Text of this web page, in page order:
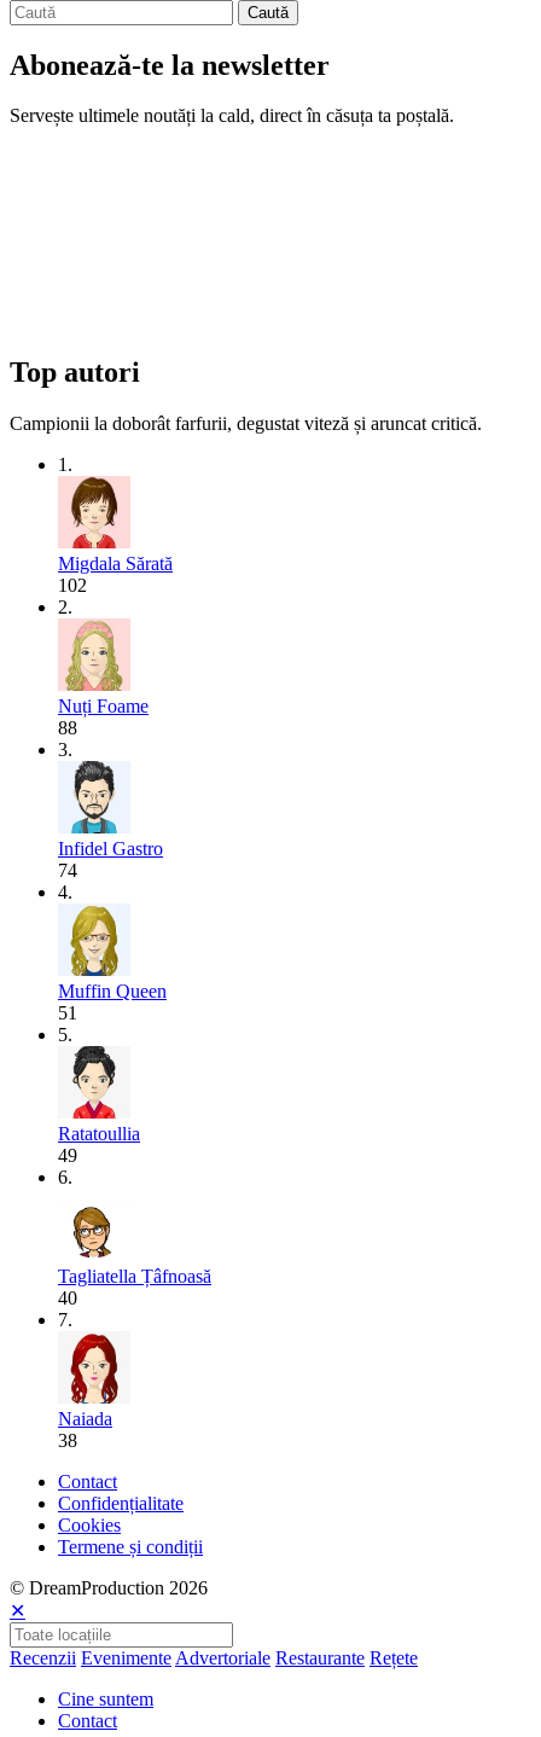
Abonează-te la newsletter
Servește ultimele noutăți la cald, direct în căsuța ta poștală.
Top autori
Campionii la doborât farfurii, degustat viteză și aruncat critică.
1.
Migdala Sărată
102
2.
Nuți Foame
88
3.
Infidel Gastro
74
4.
Muffin Queen
51
5.
Ratatoullia
49
6.
Tagliatella Țâfnoasă
40
7.
Naiada
38
Contact
Confidențialitate
Cookies
Termene și condiții
© DreamProduction 2026
✕
Recenzii Evenimente Advertoriale Restaurante Rețete
Cine suntem
Contact